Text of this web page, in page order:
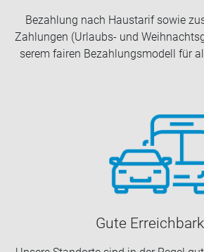
Be­zah­lung nach Haus­ta­rif sowie
Zah­lun­gen (Urlaubs-​ und
se­rem fai­ren Be­zah­lungs­mo­dell für
Gute